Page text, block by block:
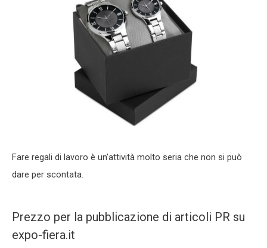
Fare regali di lavoro è un’attività molto seria che non si può
dare per scontata.
Prezzo per la pubblicazione di articoli PR su
expo-fiera.it